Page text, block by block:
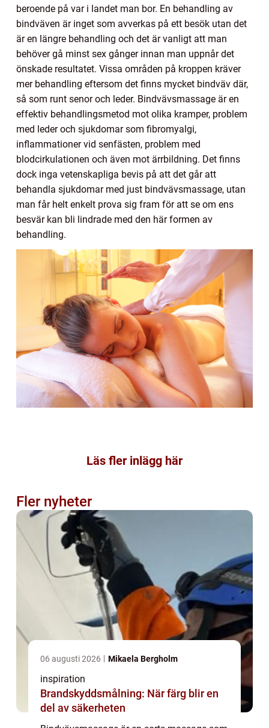
beroende på var i landet man bor. En behandling av
bindväven är inget som avverkas på ett besök utan det
är en längre behandling och det är vanligt att man
behöver gå minst sex gånger innan man uppnår det
önskade resultatet. Vissa områden på kroppen kräver
mer behandling eftersom det finns mycket bindväv där,
så som runt senor och leder. Bindvävsmassage är en
effektiv behandlingsmetod mot olika kramper, problem
med leder och sjukdomar som fibromyalgi,
inflammationer vid senfästen, problem med
blodcirkulationen och även mot ärrbildning. Det finns
dock inga vetenskapliga bevis på att det går att
behandla sjukdomar med just bindvävsmassage, utan
man får helt enkelt prova sig fram för att se om ens
besvär kan bli lindrade med den här formen av
behandling.
Läs fler inlägg här
Fler nyheter
06 augusti 2026 Mikaela Bergholm
inspiration
Brandskyddsmålning: När färg blir en
del av säkerheten